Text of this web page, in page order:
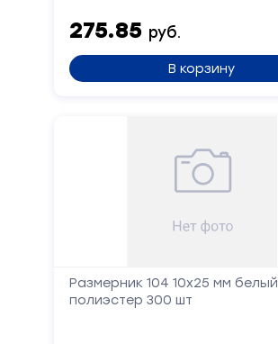
275.85 руб.
В корзину
Размерник 104 10x25 мм белый
полиэстер 300 шт